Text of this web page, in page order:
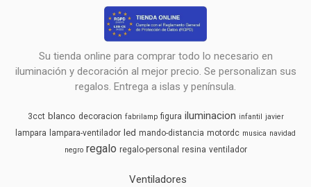
Su tienda online para comprar todo lo necesario en
iluminación y decoración al mejor precio. Se personalizan sus
regalos. Entrega a islas y península.
3cct blanco decoracion fabrilamp figura iluminacion infantil javier
lampara lampara-ventilador led mando-distancia motordc musica navidad
negro regalo regalo-personal resina ventilador
Ventiladores